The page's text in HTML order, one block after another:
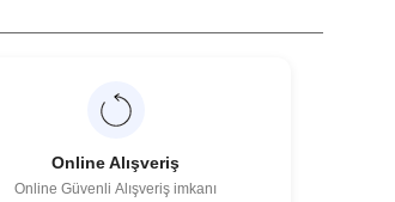
Online Alışveriş
Online Güvenli Alışveriş imkanı